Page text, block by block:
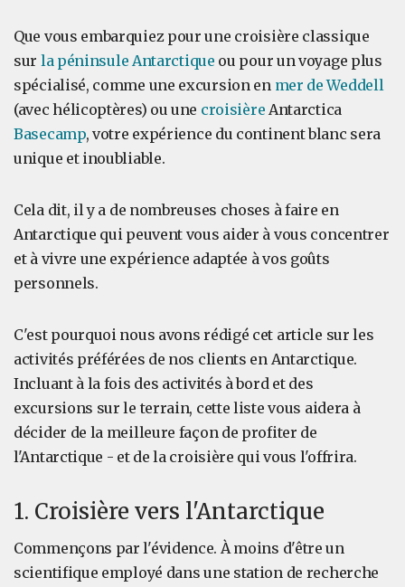
Que vous embarquiez pour une croisière classique
sur la péninsule Antarctique ou pour un voyage plus
spécialisé, comme une excursion en mer de Weddell
(avec hélicoptères) ou une croisière Antarctica
Basecamp, votre expérience du continent blanc sera
unique et inoubliable.
Cela dit, il y a de nombreuses choses à faire en
Antarctique qui peuvent vous aider à vous concentrer
et à vivre une expérience adaptée à vos goûts
personnels.
C'est pourquoi nous avons rédigé cet article sur les
activités préférées de nos clients en Antarctique.
Incluant à la fois des activités à bord et des
excursions sur le terrain, cette liste vous aidera à
décider de la meilleure façon de profiter de
l'Antarctique - et de la croisière qui vous l'offrira.
1. Croisière vers l'Antarctique
Commençons par l'évidence. À moins d'être un
scientifique employé dans une station de recherche